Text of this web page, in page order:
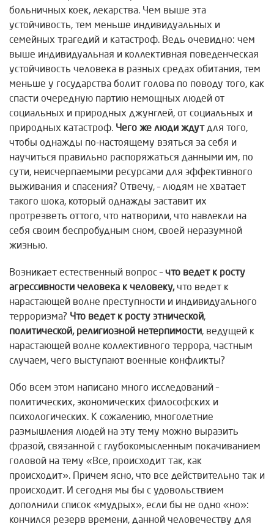
больничных коек, лекарства. Чем выше эта
устойчивость, тем меньше индивидуальных и
семейных трагедий и катастроф. Ведь очевидно: чем
выше индивидуальная и коллективная поведенческая
устойчивость человека в разных средах обитания, тем
меньше у государства болит голова по поводу того, как
спасти очередную партию немощных людей от
социальных и природных джунглей, от социальных и
природных катастроф. Чего же люди ждутдля того,
чтобы однажды по-настоящему взяться за себя и
научиться правильно распоряжаться данными им, по
сути, неисчерпаемыми ресурсами для эффективного
выживания и спасения? Отвечу, – людям не хватает
такого шока, который однажды заставит их
протрезветь оттого, что натворили, что навлекли на
себя своим беспробудным сном, своей неразумной
жизнью.
Возникает естественный вопрос –что ведет к росту
агрессивности человека к человеку,что ведет к
нарастающей волне преступности и индивидуального
терроризма? Что ведет к росту этнической,
политической, религиозной нетерпимости, ведущей к
нарастающей волне коллективного террора, частным
случаем, чего выступают военные конфликты?
Обо всем этом написано много исследований –
политических, экономических философских и
психологических. К сожалению, многолетние
размышления людей на эту тему можно выразить
фразой, связанной с глубокомысленным покачиванием
головой на тему «Все, происходит так, как
происходит». Причем ясно, что все действительно так и
происходит. И сегодня мы бы с удовольствием
дополнили список «мудрых», если бы не одно «но»:
кончился резерв времени, данной человечеству для